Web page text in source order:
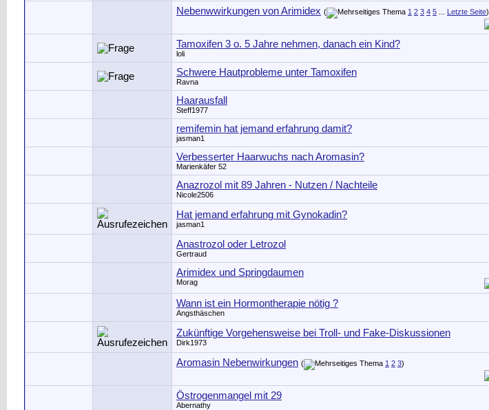
Nebenwwirkungen von Arimidex ( 1 2 3 4 5 Letzte Seite)
Tamoxifen 3 o. 5 Jahre nehmen, danach ein Kind?
loli
Schwere Hautprobleme unter Tamoxifen
Ravna
Haarausfall
Steff1977
remifemin hat jemand erfahrung damit?
jasman1
Verbesserter Haarwuchs nach Aromasin?
Marienkäfer 52
Anazrozol mit 89 Jahren - Nutzen / Nachteile
Nicole2506
Hat jemand erfahrung mit Gynokadin?
jasman1
Anastrozol oder Letrozol
Gertraud
Arimidex und Springdaumen
Morag
Wann ist ein Hormontherapie nötig ?
Angsthäschen
Zukünftige Vorgehensweise bei Troll- und Fake-Diskussionen
Dirk1973
Aromasin Nebenwirkungen ( 1 2 3)
Östrogenmangel mit 29
Abernathy